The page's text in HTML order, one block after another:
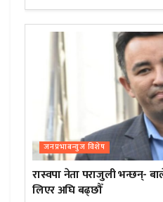
जनप्रभाबन्युज विशेष
रास्वपा नेता पराजुली भन्छन्-
लिएर अघि बढ्छौँ